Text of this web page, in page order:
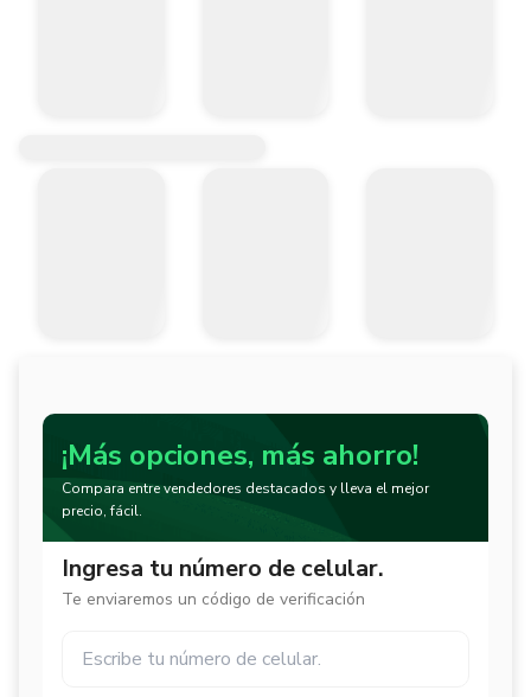
¡Más opciones, más ahorro!
Compara entre vendedores destacados y lleva el mejor
precio, fácil.
Ingresa tu número de celular.
Te enviaremos un código de verificación